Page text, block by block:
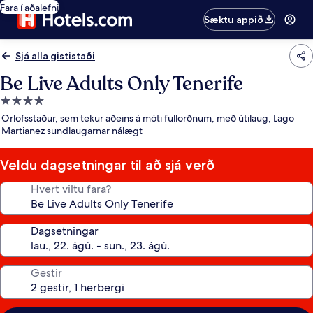
Fara í aðalefni
Sæktu appið
Sjá alla gististaði
Be Live Adults Only Tenerife
4.0
stjörnu
gististaður
Orlofsstaður, sem tekur aðeins á móti fullorðnum, með útilaug, Lago
Martianez sundlaugarnar nálægt
Veldu dagsetningar til að sjá verð
Hvert viltu fara?
Dagsetningar
Gestir